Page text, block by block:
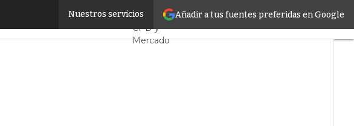
Añadir a tus fuentes preferidas en Google
Nuestros servicios
para sus CPDs europeosServidores
CPD y
Mercado